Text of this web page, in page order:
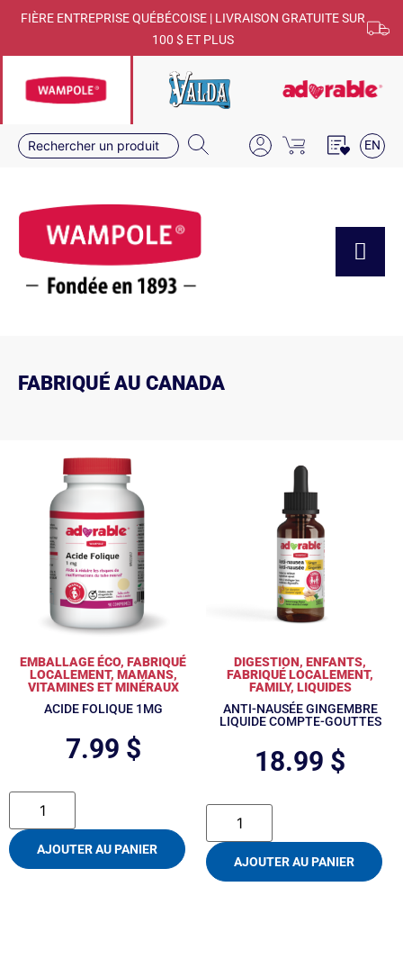
FIÈRE ENTREPRISE QUÉBÉCOISE | LIVRAISON GRATUITE SUR
100 $ ET PLUS
EN
FABRIQUÉ AU CANADA
EMBALLAGE ÉCO, FABRIQUÉ
LOCALEMENT, MAMANS,
VITAMINES ET MINÉRAUX
ACIDE FOLIQUE 1MG
7.99 $
AJOUTER AU PANIER
DIGESTION, ENFANTS,
FABRIQUÉ LOCALEMENT,
FAMILY, LIQUIDES
ANTI-NAUSÉE GINGEMBRE
LIQUIDE COMPTE-GOUTTES
18.99 $
AJOUTER AU PANIER